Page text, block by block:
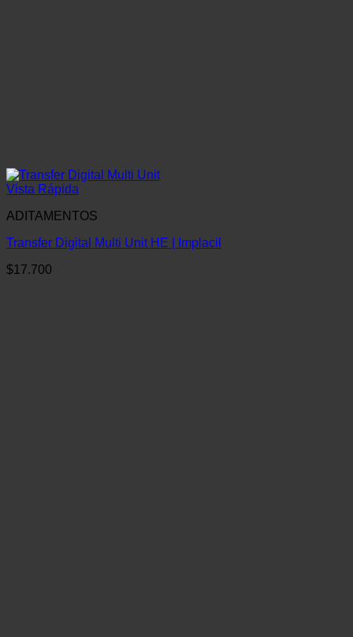
Vista Rápida
ADITAMENTOS
Transfer Digital Multi Unit HE | Implacil
$17.700